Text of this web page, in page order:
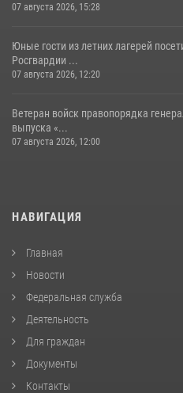
07 августа 2026, 15:28
Юные гости из летних лагерей
Росгвардии ...
07 августа 2026, 12:20
Ветеран войск правопорядка
выпуска «...
07 августа 2026, 12:00
НАВИГАЦИЯ
Главная
Новости
Федеральная служба
Деятельность
Для граждан
Документы
Контакты